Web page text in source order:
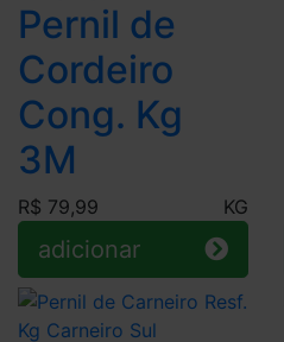
Pernil de
Cordeiro
Cong. Kg
3M
R$ 79,99 KG
adicionar